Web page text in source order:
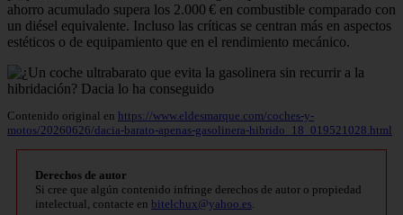
ahorro acumulado supera los 2.000 € en combustible comparado con
un diésel equivalente. Incluso las críticas se centran más en aspectos
estéticos o de equipamiento que en el rendimiento mecánico.
Contenido original en https://www.eldesmarque.com/coches-y-
motos/20260626/dacia-barato-apenas-gasolinera-hibrido_18_019521028.html
Derechos de autor
Si cree que algún contenido infringe derechos de autor o propiedad
intelectual, contacte en bitelchux@yahoo.es.